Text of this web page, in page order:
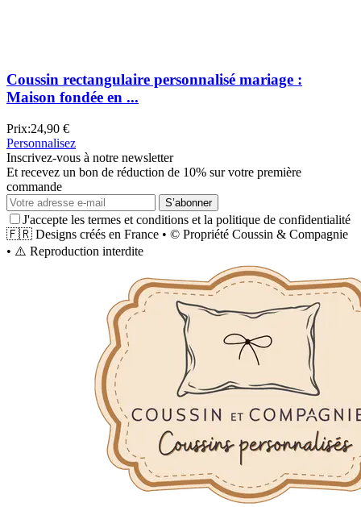
Coussin rectangulaire personnalisé mariage :
Maison fondée en ...
Prix:24,90 €
Personnalisez
Inscrivez-vous à notre newsletter
Et recevez un bon de réduction de 10% sur votre première
commande
S’abonner
J'accepte les termes et conditions et la politique de confidentialité
🇫🇷 Designs créés en France • © Propriété Coussin & Compagnie
• ⚠️ Reproduction interdite